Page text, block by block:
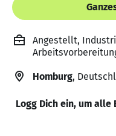
Angestellt,
Homburg,
Logg Dich ein, um alle